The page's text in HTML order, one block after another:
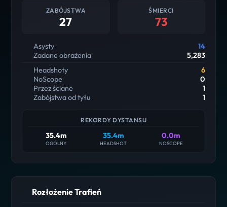
ZABÓJSTWA
27
ŚMIERCI
73
Asysty
14
Zadane obrażenia
5,283
Headshoty
6
NoScope
0
Przez ściane
1
Zabójstwa od tyłu
1
REKORDY DYSTANSU
35.4m
OGÓLNY
35.4m
HEADSHOT
0.0m
NOSCOPE
Rozłożenie Trafień